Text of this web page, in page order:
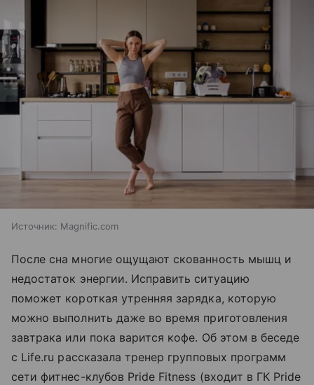
Источник: Magnific.com
После сна многие ощущают скованность мышц и
недостаток энергии. Исправить ситуацию
поможет короткая утренняя зарядка, которую
можно выполнить даже во время приготовления
завтрака или пока варится кофе. Об этом в беседе
с Life.ru рассказала тренер групповых программ
сети фитнес-клубов Pride Fitness (входит в ГК Pride